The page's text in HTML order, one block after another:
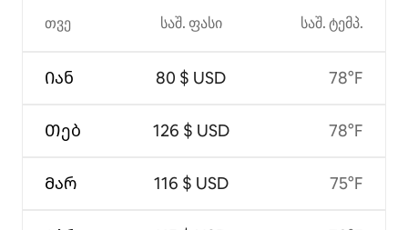
თვე
Იან
Თებ
Მარ
საშ. ფასი
80 $ USD
126 $ USD
116 $ USD
საშ. ტემპ.
78°F
78°F
75°F